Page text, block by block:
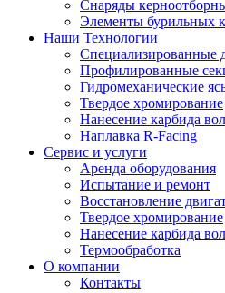
Снаряды
Элементы бурильных
Наши Технологии
Специализированные
Профилированные
Гидромеханические
Твердое хромирование
Нанесение карбида
Наплавка R-Facing
Сервис и услуги
Аренда оборудования
Испытание и ремонт
Восстановление
Твердое хромирование
Нанесение карбида
Термообработка
О компании
Контакты